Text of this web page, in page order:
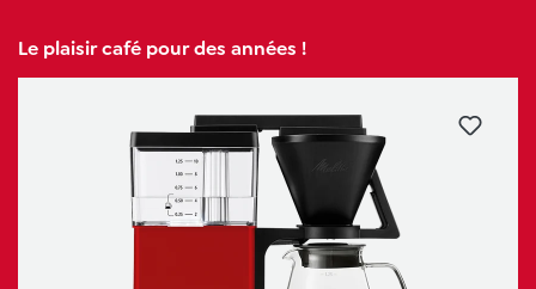
Le plaisir café pour des années !